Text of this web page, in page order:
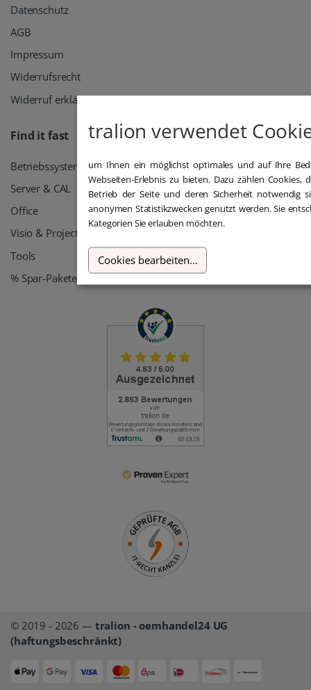
Datenschutz
AGB
Impressum
Widerrufsrecht
Widerruf erklären
Find it fast
Betriebssysteme
Server & CAL
Office
Visio & Project
Tools
% Spar-Pakete %
© 2019 - 2026 — tralion - oemhandel24 UG
(haftungsbeschränkt)
tralion verwendet
um Ihnen ein möglichst optimales und auf Ihre
Webseiten-Erlebnis zu bieten. Dazu zählen Cookies,
Betrieb der Seite und deren Sicherheit notwendig
anonymen Statistikzwecken genutzt werden. Sie
Kategorien Sie erlauben möchten.
Cookies bearbeiten...